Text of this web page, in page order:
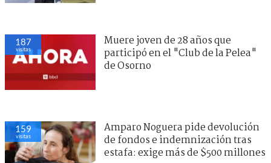
187
visitas
Muere joven de 28 años que
participó en el "Club de la Pelea"
de Osorno
159
visitas
Amparo Noguera pide devolución
de fondos e indemnización tras
estafa: exige más de $500 millones